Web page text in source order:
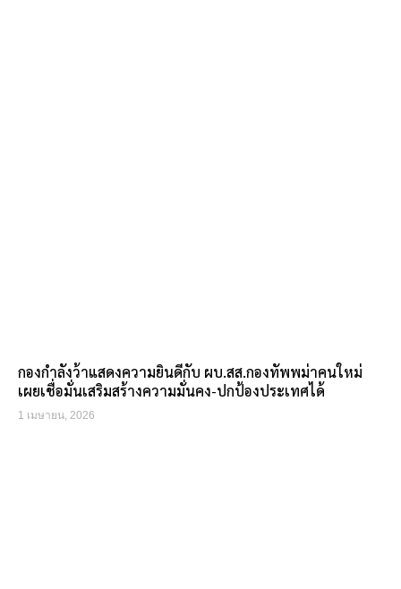
กองกำลังว้าแสดงความยินดีกับ ผบ.สส.กองทัพพม่าคนใหม่
เผยเชื่อมั่นเสริมสร้างความมั่นคง-ปกป้องประเทศได้
1 เมษายน, 2026